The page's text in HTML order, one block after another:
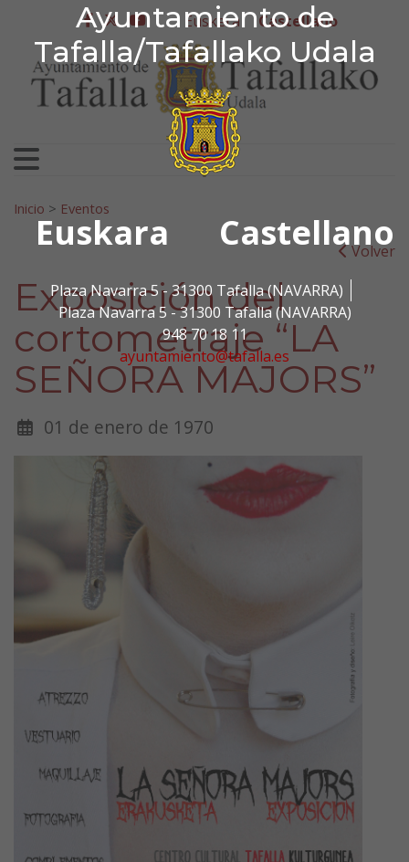
Ayuntamiento de
Tafalla/Tafallako Udala
Euskara Castellano
Plaza Navarra 5 - 31300 Tafalla (NAVARRA)
Plaza Navarra 5 - 31300 Tafalla (NAVARRA)
948 70 18 11
ayuntamiento@tafalla.es
Ir al contenido
Ayuntamiento de
facebook
twitter
youtube
Euskera Castellano
Search for:
Inicio > Eventos
Volver
Exposición del
cortometraje “LA
SEÑORA MAJORS”
01 de enero de 1970